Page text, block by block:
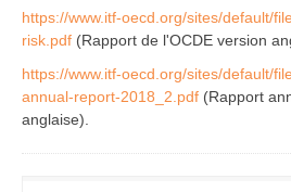
https://www.itf-oecd.org/sites/default/
risk.pdf (Rapport de l'OCDE version
https://www.itf-oecd.org/sites/default/
annual-report-2018_2.pdf (Rapport
anglaise).